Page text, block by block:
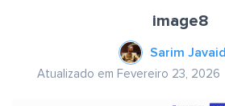
image8
Sarim Javaid
Atualizado em Fevereiro 23, 2026